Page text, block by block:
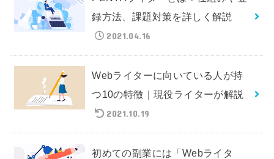
録方法、課題対策を詳しく解説
2021.04.16
Webライターに向いている人が持
つ10の特徴｜現役ライターが解説
2021.10.19
初めての副業には「Webライタ